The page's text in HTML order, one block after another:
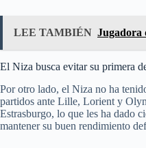
LEE TAMBIÉN Jugadora
El Niza busca evitar su primera
Por otro lado, el Niza no ha
partidos ante Lille, Lorient y
Estrasburgo, lo que les ha dado
mantener su buen rendimiento